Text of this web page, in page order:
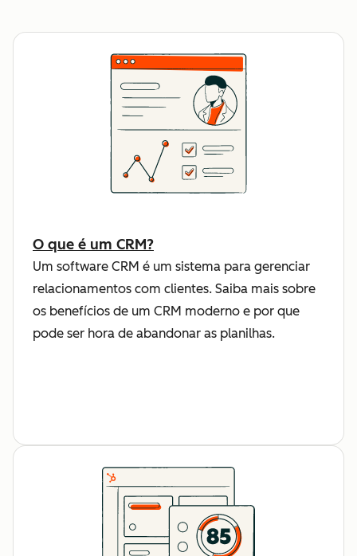
O que é um CRM?
Um software CRM é um sistema para gerenciar
relacionamentos com clientes. Saiba mais sobre
os benefícios de um CRM moderno e por que
pode ser hora de abandonar as planilhas.